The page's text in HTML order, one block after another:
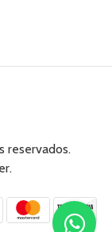
reservados.
.